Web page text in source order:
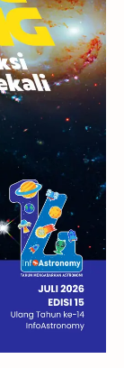
Tips